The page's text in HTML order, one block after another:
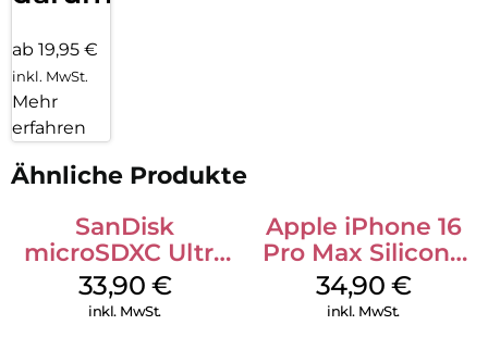
ab 19,95 €
inkl. MwSt.
Mehr
erfahren
Ähnliche Produkte
SanDisk
microSDXC Ultra
128 GB + Adapter
Mobile
33,90 €
inkl. MwSt.
Apple iPhone 16
Pro Max Silicone
Case MagSafe
Denim
34,90 €
inkl. MwSt.